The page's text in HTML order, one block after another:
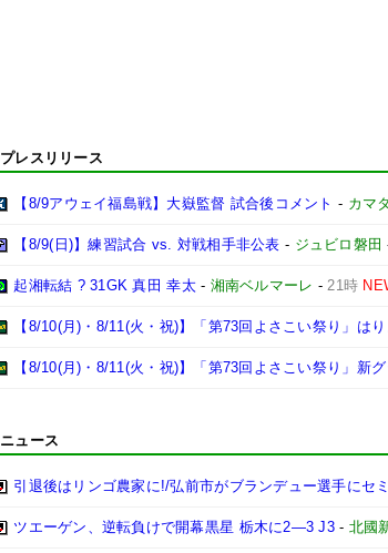
プレスリリース
【8/9アウェイ福島戦】大嶽監督 試合後コメント - カマ
【8/9(日)】練習試合 vs. 対戦相手非公表 - ジュビロ磐田
起湘転結 ? 31GK 真田 幸太- 湘南ベルマーレ -21時
【8/10(月)・8/11(火・祝)】「第73回よさこい祭り」は
【8/10(月)・8/11(火・祝)】「第73回よさこい祭り」新
ニュース
引退後はリンゴ農家に!/弘前市がブランデュー選手にセ
ツエーゲン、逆転負けで開幕黒星 栃木に2―3 J3- 北國